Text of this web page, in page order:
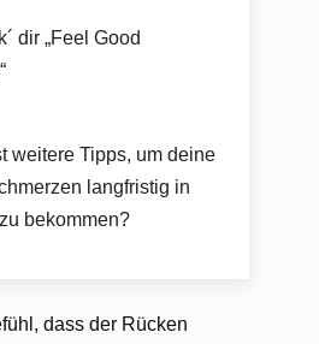
dir „Feel Good
weitere Tipps, um deine
langfristig in
bekommen?
dass der Rücken